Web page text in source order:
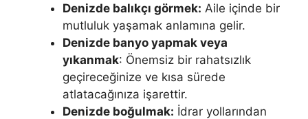
Denizde balıkçı görmek: Aile içinde bir
mutluluk yaşamak anlamına gelir.
Denizde banyo yap­mak veya
yıkanmak: Önemsiz bir rahatsızlık
geçireceğinize ve kısa sürede
atlatacağınıza işarettir.
Denizde boğulmak: İdrar yollarından